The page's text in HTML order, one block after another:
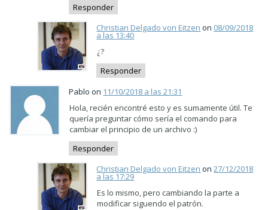
Responder
Christian Delgado von Eitzen on 08/09/2018
a las 13:40
¿?
Responder
Pablo on 11/10/2018 a las 21:31
Hola, recién encontré esto y es sumamente útil. Te
quería preguntar cómo sería el comando para
cambiar el principio de un archivo :)
Responder
Christian Delgado von Eitzen on27/12/2018
a las 17:29
Es lo mismo, pero cambiando la parte a
modificar siguendo el patrón.